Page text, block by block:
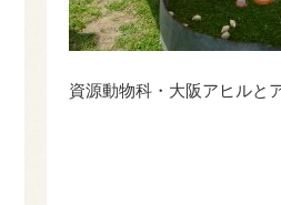
資源動物科・大阪アヒルと